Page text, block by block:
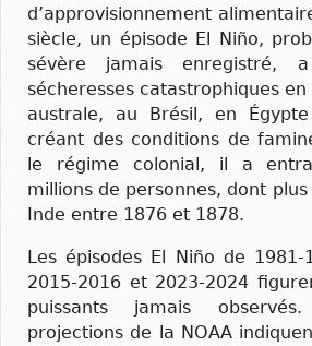
d’approvisionnement
siècle, un épisode El Niño,
sévère jamais enregistré,
sécheresses catastrophiques
australe, au Brésil, en
créant des conditions de
le régime colonial, il a
millions de personnes, dont
Inde entre 1876 et 1878.
Les épisodes El Niño de 1981-
2015-2016 et 2023-2024
puissants jamais
projections de la NOAA